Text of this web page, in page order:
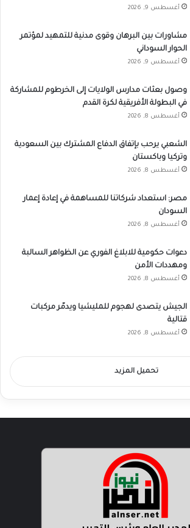
أغسطس 9, 2026
مشاورات بين البرهان وقوى مدنية للتمهيد لمؤتمر
الحوار السوداني
أغسطس 9, 2026
وصول بعثات مدارس الولايات إلى الخرطوم للمشاركة
في البطولة الأفريقية لكرة القدم
أغسطس 8, 2026
الشعبي يرحب بإتفاق الدفاع المشترك بين السعودية
وتركيا وباكستان
أغسطس 8, 2026
مصر: استعداد شركاتنا للمساهمة في إعادة إعمار
السودان
أغسطس 8, 2026
دعوات حكومية للابلاغ الفوري عن الظواهر السالبة
ومهددات الأمن
أغسطس 8, 2026
الجيش يتصدى لهجوم للمليشيا ويدمّر مركبات
قتالية
أغسطس 8, 2026
تحميل المزيد